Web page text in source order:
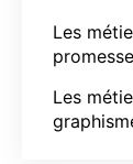
Les
Les